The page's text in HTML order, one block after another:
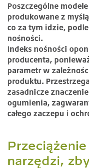
Poszczególne
produkowane z
co za tym idzie,
nośności.
Indeks nośności
producenta,
parametr w
produktu.
zasadnicze
ogumienia,
całego zaczepu i
narzędzi,